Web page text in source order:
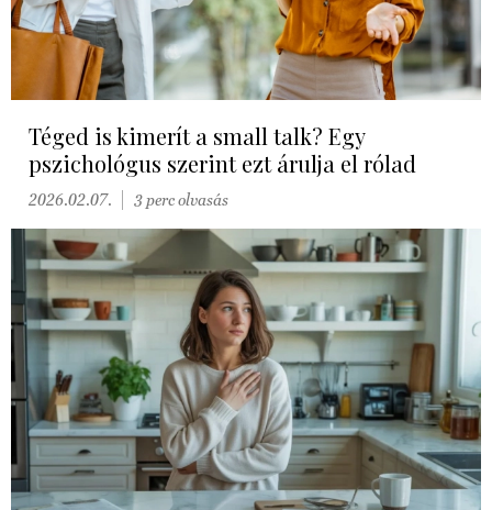
Téged is kimerít a small talk? Egy
pszichológus szerint ezt árulja el rólad
2026.02.07. 3 perc olvasás